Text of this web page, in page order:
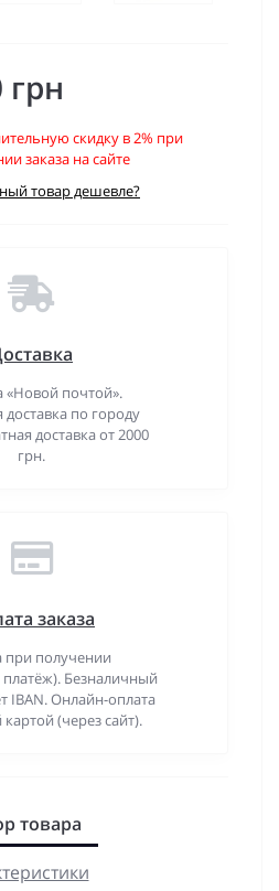
грн
скидку в 2% при
заказа на сайте
товар дешевле?
«Новой почтой».
доставка по городу
доставка от 2000
грн.
заказа
при получении
Безналичный
IBAN. Онлайн-оплата
(через сайт).
товара